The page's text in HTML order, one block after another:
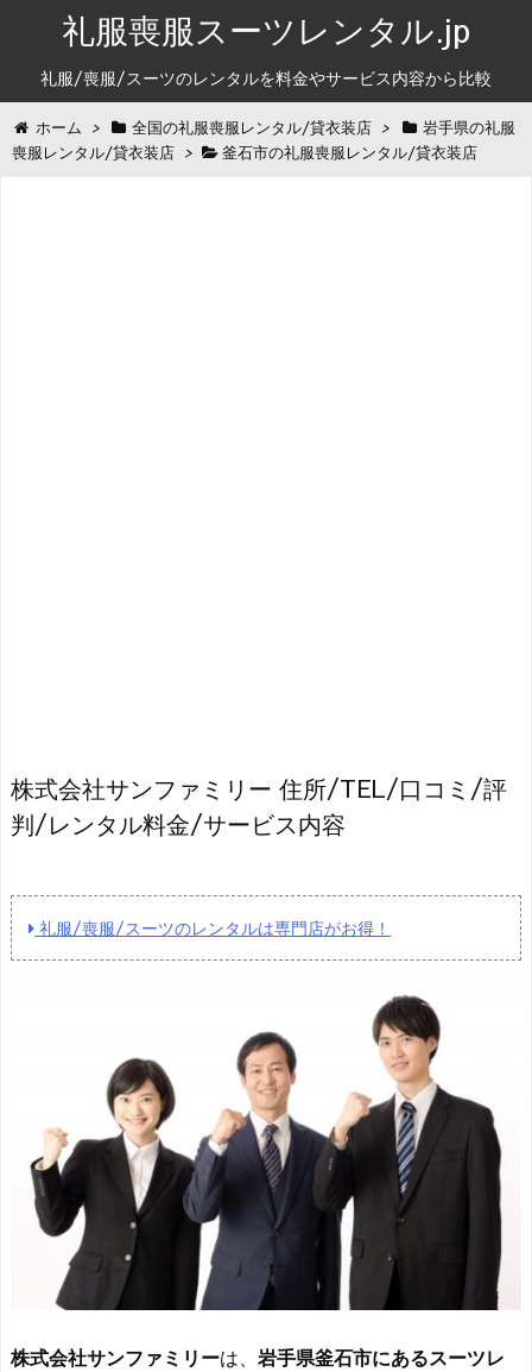
礼服喪服スーツレンタル.jp
礼服/喪服/スーツのレンタルを料金やサービス内容から比較
ホーム > 全国の礼服喪服レンタル/貸衣装店 >
岩手県の礼服
喪服レンタル/貸衣装店 > 釜石市の礼服喪服レンタル/貸衣装店
株式会社サンファミリー 住所/TEL/口コミ/評
判/レンタル料金/サービス内容
礼服/喪服/スーツのレンタルは専門店がお得！
株式会社サンファミリーは、 岩手県釜石市にあるスーツレ